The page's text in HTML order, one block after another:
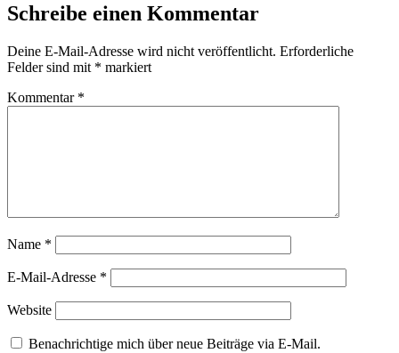
Schreibe einen Kommentar
Deine E-Mail-Adresse wird nicht veröffentlicht. Erforderliche
Felder sind mit * markiert
Kommentar *
Name *
E-Mail-Adresse *
Website
Benachrichtige mich über neue Beiträge via E-Mail.